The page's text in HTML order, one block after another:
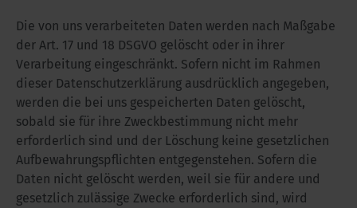
Die von uns verarbeiteten Daten werden nach Maßgabe
der Art. 17 und 18 DSGVO gelöscht oder in ihrer
Verarbeitung eingeschränkt. Sofern nicht im Rahmen
dieser Datenschutzerklärung ausdrücklich angegeben,
werden die bei uns gespeicherten Daten gelöscht,
sobald sie für ihre Zweckbestimmung nicht mehr
erforderlich sind und der Löschung keine gesetzlichen
Aufbewahrungspflichten entgegenstehen. Sofern die
Daten nicht gelöscht werden, weil sie für andere und
gesetzlich zulässige Zwecke erforderlich sind, wird